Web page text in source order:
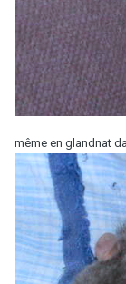
même en glandnat